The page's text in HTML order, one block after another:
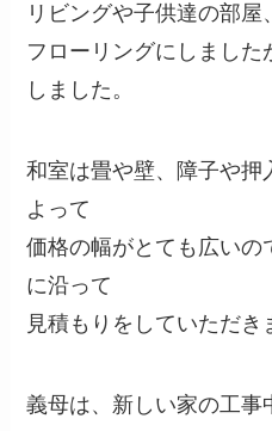
リビングや子供達の部
フローリングにしまし
しました。
和室は畳や壁、障子や押
よって
価格の幅がとても広いの
に沿って
見積もりをしていただき
義母は、新しい家の工事